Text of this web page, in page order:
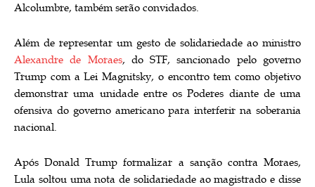
Alcolumbre, também serão convidados.
Além de representar um gesto de solidariedade ao ministro
Alexandre de Moraes, do STF, sancionado pelo governo
Trump com a Lei Magnitsky, o encontro tem como objetivo
demonstrar uma unidade entre os Poderes diante de uma
ofensiva do governo americano para interferir na soberania
nacional.
Após Donald Trump formalizar a sanção contra Moraes,
Lula soltou uma nota de solidariedade ao magistrado e disse